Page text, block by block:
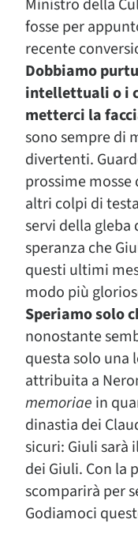
Ministro della
fosse per
recente
Dobbiamo
intellettuali o i
metterci la
sono sempre di
divertenti.
prossime
altri colpi di
servi della
speranza che
questi ultimi
modo più
Speriamo solo
nonostante
questa solo una
attribuita a
memoriae in
dinastia dei
sicuri: Giuli sarà
dei Giuli. Con la
scomparirà per
Godiamoci